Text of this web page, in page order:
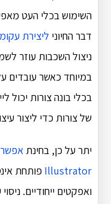
השימוש בכלי העט
דבר החיוני ליצירת
ניצול השכבות עוזר
במיוחד כאשר עובדים
בכלי בונה צורות יכול
של צורות כדי ליצור
יתר על כן, בחינת
Illustrator פותחת
ואפקטים ייחודיים.